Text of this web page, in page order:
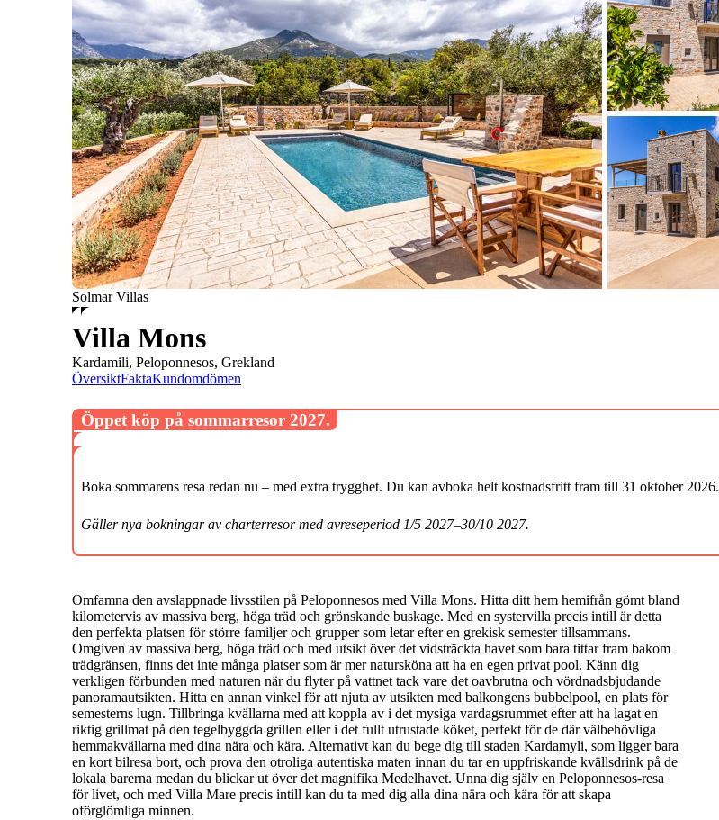
Solmar Villas
Villa Mons
Kardamili, Peloponnesos, Grekland
ÖversiktFaktaKundomdömen
Omfamna den avslappnade livsstilen på Peloponnesos med Villa Mons. Hitta ditt hem hemifrån gömt bland
kilometervis av massiva berg, höga träd och grönskande buskage. Med en systervilla precis intill är detta
den perfekta platsen för större familjer och grupper som letar efter en grekisk semester tillsammans.
Omgiven av massiva berg, höga träd och med utsikt över det vidsträckta havet som bara tittar fram bakom
trädgränsen, finns det inte många platser som är mer natursköna att ha en egen privat pool. Känn dig
verkligen förbunden med naturen när du flyter på vattnet tack vare det oavbrutna och vördnadsbjudande
panoramautsikten. Hitta en annan vinkel för att njuta av utsikten med balkongens bubbelpool, en plats för
semesterns lugn. Tillbringa kvällarna med att koppla av i det mysiga vardagsrummet efter att ha lagat en
riktig grillmat på den tegelbyggda grillen eller i det fullt utrustade köket, perfekt för de där välbehövliga
hemmakvällarna med dina nära och kära. Alternativt kan du bege dig till staden Kardamyli, som ligger bara
en kort bilresa bort, och prova den otroliga autentiska maten innan du tar en uppfriskande kvällsdrink på de
lokala barerna medan du blickar ut över det magnifika Medelhavet. Unna dig själv en Peloponnesos-resa
för livet, och med Villa Mare precis intill kan du ta med dig alla dina nära och kära för att skapa
oförglömliga minnen.
Öppet köp på sommarresor 2027.
Boka sommarens resa redan nu – med extra trygghet. Du kan avboka helt kostnadsfritt fram till 31 oktober 2026.
Gäller nya bokningar av charterresor med avreseperiod 1/5 2027–30/10 2027.